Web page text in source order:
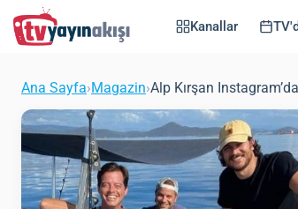
Kanallar
Ana Sayfa›Magazin›Alp Kırşan